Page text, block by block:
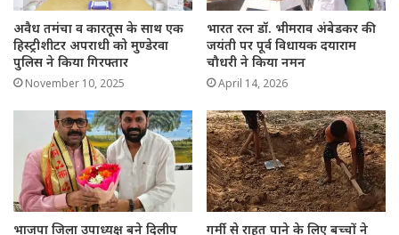
अवैध तमंचा व कारतूस के साथ एक
हिस्ट्रीशीटर अपराधी को मुण्डेरवा
पुलिस ने किया गिरफ्तार
November 10, 2025
भारत रत्न डॉ. भीमराव अंबेडकर की
जयंती पर पूर्व विधायक दयाराम
चौधरी ने किया नमन
April 14, 2026
भाजपा जिला उपाध्यक्ष बने दिलीप
गर्मी से राहत पाने के लिए बच्चों ने